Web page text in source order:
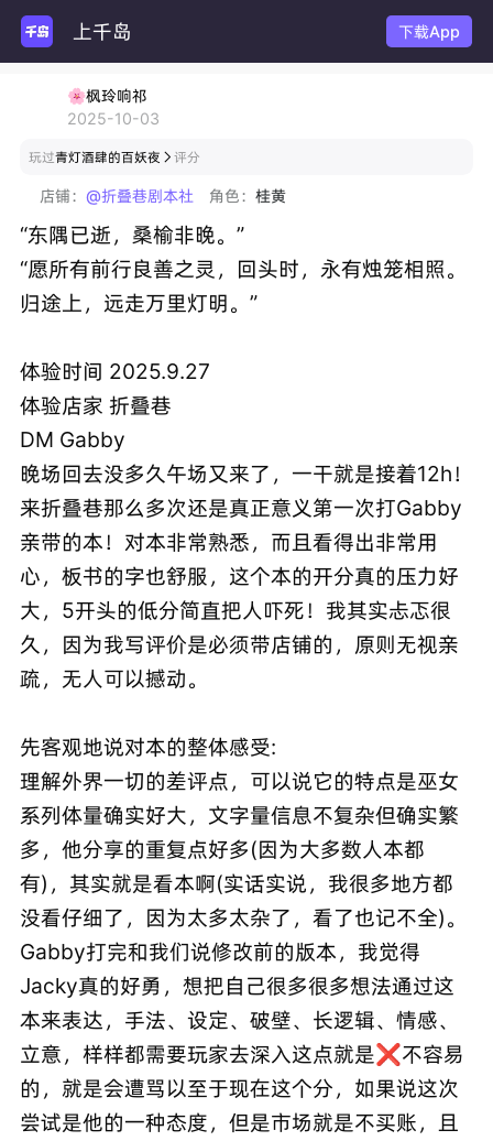
玩主 上千岛 下载App
🌸枫玲响祁
2025-10-03
玩过青灯酒肆的百妖夜  评分
店铺： @折叠巷剧本社 角色：桂黄
“东隅已逝，桑榆非晚。”
“愿所有前行良善之灵，回头时，永有烛笼相照。
归途上，远走万里灯明。”
体验时间 2025.9.27
体验店家 折叠巷
DM Gabby
晚场回去没多久午场又来了，一干就是接着12h！
来折叠巷那么多次还是真正意义第一次打Gabby
亲带的本！对本非常熟悉，而且看得出非常用
心，板书的字也舒服，这个本的开分真的压力好
大，5开头的低分简直把人吓死！我其实忐忑很
久，因为我写评价是必须带店铺的，原则无视亲
疏，无人可以撼动。
先客观地说对本的整体感受:
理解外界一切的差评点，可以说它的特点是巫女
系列体量确实好大，文字量信息不复杂但确实繁
多，他分享的重复点好多(因为大多数人本都
有)，其实就是看本啊(实话实说，我很多地方都
没看仔细了，因为太多太杂了，看了也记不全)。
Gabby打完和我们说修改前的版本，我觉得
Jacky真的好勇，想把自己很多很多想法通过这
本来表达，手法、设定、破壁、长逻辑、情感、
立意，样样都需要玩家去深入这点就是❌不容易
的，就是会遭骂以至于现在这个分，如果说这次
尝试是他的一种态度，但是市场就是不买账，且